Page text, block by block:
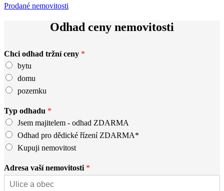
Prodané nemovitosti
Odhad ceny nemovitosti
Chci odhad tržní ceny *
bytu
domu
pozemku
Typ odhadu *
Jsem majitelem - odhad ZDARMA
Odhad pro dědické řízení ZDARMA*
Kupuji nemovitost
Adresa vaší nemovitosti *